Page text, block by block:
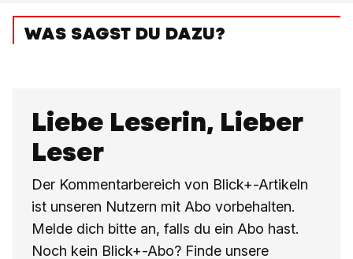
WAS SAGST DU DAZU?
Liebe Leserin, Lieber
Leser
Der Kommentarbereich von Blick+-Artikeln
ist unseren Nutzern mit Abo vorbehalten.
Melde dich bitte an, falls du ein Abo hast.
Noch kein Blick+-Abo? Finde unsere